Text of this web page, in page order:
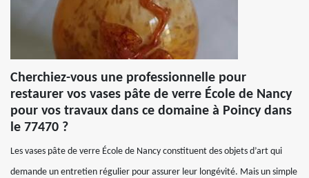
Cherchiez-vous une professionnelle pour
restaurer vos vases pâte de verre École de Nancy
pour vos travaux dans ce domaine à Poincy dans
le 77470 ?
Les vases pâte de verre École de Nancy constituent des objets d’art qui
demande un entretien régulier pour assurer leur longévité. Mais un simple